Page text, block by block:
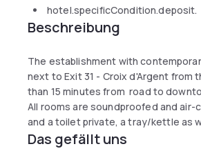
hotel.specificCondition.deposit.
Beschreibung
The establishment with
next to Exit 31 - Croix d'Argent from
than 15 minutes from road to
All rooms are soundproofed and
and a toilet private, a tray/kettle as
international, Canal+, Canal Sat,
Das gefällt uns